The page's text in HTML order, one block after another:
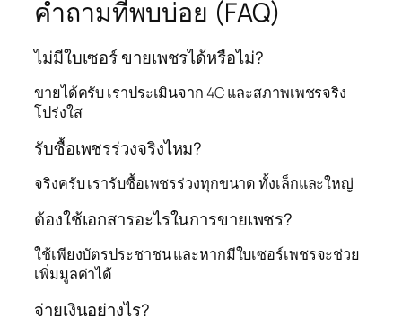
คำถามที่พบบ่อย (FAQ)
ไม่มีใบเซอร์ ขายเพชรได้หรือไม่?
ขายได้ครับ เราประเมินจาก 4C และสภาพเพชรจริง
โปร่งใส
รับซื้อเพชรร่วงจริงไหม?
จริงครับ เรารับซื้อเพชรร่วงทุกขนาด ทั้งเล็กและใหญ่
ต้องใช้เอกสารอะไรในการขายเพชร?
ใช้เพียงบัตรประชาชน และหากมีใบเซอร์เพชรจะช่วย
เพิ่มมูลค่าได้
จ่ายเงินอย่างไร?